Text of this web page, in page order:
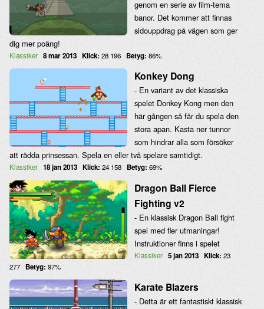
genom en serie av film-tema
banor. Det kommer att finnas
sidouppdrag på vägen som ger
dig mer poäng!
Klassiker 8 mar 2013 Klick: 28 196 Betyg: 86%
Konkey Dong
- En variant av det klassiska
spelet Donkey Kong men den
här gången så får du spela den
stora apan. Kasta ner tunnor
som hindrar alla som försöker
att rädda prinsessan. Spela en eller två spelare samtidigt.
Klassiker 18 jan 2013 Klick: 24 158 Betyg: 69%
Dragon Ball Fierce
Fighting v2
- En klassisk Dragon Ball fight
spel med fler utmaningar!
Instruktioner finns i spelet
Klassiker 5 jan 2013 Klick: 23
277
Betyg: 97%
Karate Blazers
- Detta är ett fantastiskt klassisk